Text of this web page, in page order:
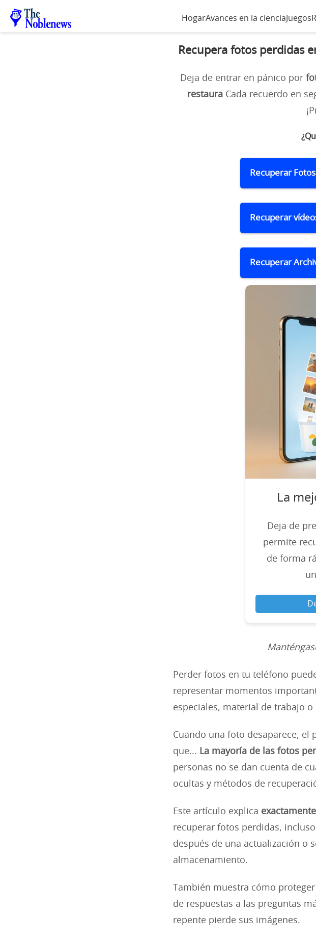
HogarAvances en la ciencia Juegos
Recupera fotos perdidas
Deja de entrar en pánico por
restauraCada recuerdo en
Recuperar
Recuperar
Recuperar
La
Deja de
permite
de forma
Perder fotos en tu teléfono
representar momentos
especiales, material de trabajo
Cuando una foto desaparece, el
que... La mayoría de las fotos
personas no se dan cuenta de
ocultas y métodos de
Este artículo explica
recuperar fotos perdidas,
después de una actualización o
almacenamiento.
También muestra cómo
de respuestas a las preguntas
repente pierde sus imágenes.